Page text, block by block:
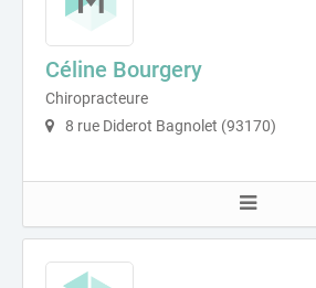
Céline Bourgery
Chiropracteure
8 rue Diderot Bagnolet (93170)